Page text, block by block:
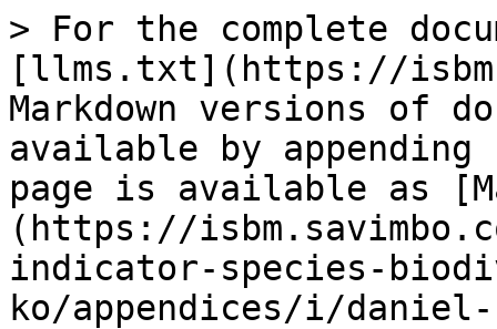
> For the complete
[llms.txt](https://
Markdown versions of
available by
page is available as
(https://
indicator-species-
ko/appendices/i/daniel-